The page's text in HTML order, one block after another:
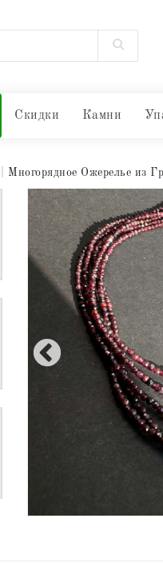
Скидки Камни
Многорядное Ожерелье из